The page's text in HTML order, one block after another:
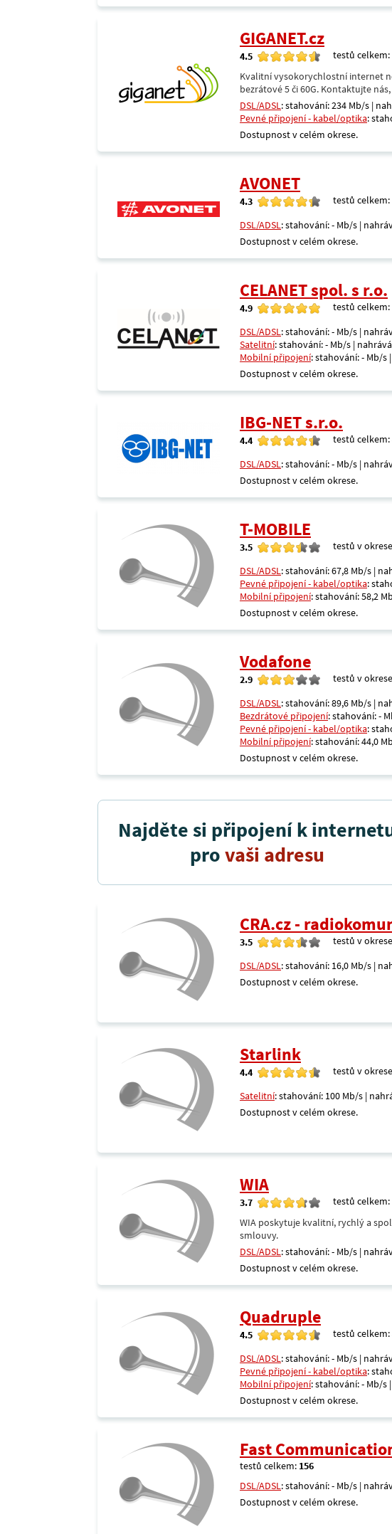
GIGANET.cz
4.5 testů celkem:
Kvalitní vysokorychlostní internet
bezrátové 5 či 60G. Kontaktujte
DSL/ADSL: stahování: 234 Mb/s |
Pevné připojení - kabel/optika:
Dostupnost v celém okrese.
AVONET
4.3 testů celkem:
DSL/ADSL: stahování: - Mb/s |
Dostupnost v celém okrese.
CELANET spol. s r.o.
4.9 testů celkem:
DSL/ADSL: stahování: - Mb/s |
Satelitní: stahování: - Mb/s |
Mobilní připojení: stahování: - Mb/s
Dostupnost v celém okrese.
IBG-NET s.r.o.
4.4 testů celkem:
DSL/ADSL: stahování: - Mb/s |
Dostupnost v celém okrese.
T-MOBILE
3.5 testů v
DSL/ADSL: stahování: 67,8 Mb/s |
Pevné připojení - kabel/optika:
Mobilní připojení: stahování: 58,2
Dostupnost v celém okrese.
Vodafone
2.9 testů v
DSL/ADSL: stahování: 89,6 Mb/s |
Bezdrátové připojení: stahování: -
Pevné připojení - kabel/optika:
Mobilní připojení: stahování: 44,0
Dostupnost v celém okrese.
Najděte si připojení k
provaši adresu
CRA.cz -
3.5 testů v
DSL/ADSL: stahování: 16,0 Mb/s |
Dostupnost v celém okrese.
Starlink
4.4 testů v
Satelitní: stahování: 100 Mb/s |
Dostupnost v celém okrese.
WIA
3.7 testů celkem:
WIA poskytuje kvalitní, rychlý a
smlouvy.
DSL/ADSL: stahování: - Mb/s |
Dostupnost v celém okrese.
Quadruple
4.5 testů celkem:
DSL/ADSL: stahování: - Mb/s |
Pevné připojení - kabel/optika:
Mobilní připojení: stahování: - Mb/s
Dostupnost v celém okrese.
Fast
testů celkem: 156
DSL/ADSL: stahování: - Mb/s |
Dostupnost v celém okrese.